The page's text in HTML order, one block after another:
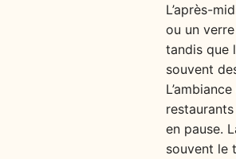
L’après-
ou un
tandis que
souvent
en pause.
souvent le